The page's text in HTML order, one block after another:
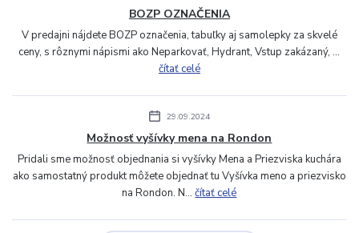
BOZP OZNAČENIA
V predajni nájdete BOZP označenia, tabuľky aj samolepky za skvelé
ceny, s rôznymi nápismi ako Neparkovať, Hydrant, Vstup zakázaný, ...
čítať celé
29.09.2024
Možnosť vyšívky mena na Rondon
Pridali sme možnosť objednania si vyšívky Mena a Priezviska kuchára
ako samostatný produkt môžete objednať tu Vyšívka meno a priezvisko
na Rondon. N...čítať celé